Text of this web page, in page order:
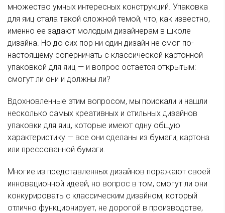
множество умных интересных конструкций. Упаковка
для яиц стала такой сложной темой, что, как известно,
именно ее задают молодым дизайнерам в школе
дизайна. Но до сих пор ни один дизайн не смог по-
настоящему соперничать с классической картонной
упаковкой для яиц — и вопрос остается открытым:
смогут ли они и должны ли?
Вдохновленные этим вопросом, мы поискали и нашли
несколько самых креативных и стильных дизайнов
упаковки для яиц, которые имеют одну общую
характеристику — все они сделаны из бумаги, картона
или прессованной бумаги.
Многие из представленных дизайнов поражают своей
инновационной идеей, но вопрос в том, смогут ли они
конкурировать с классическим дизайном, который
отлично функционирует, не дорогой в производстве,